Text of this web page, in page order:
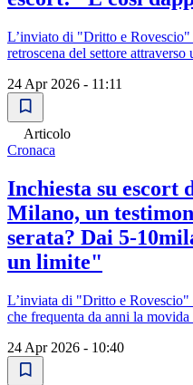
L’inviato di "Dritto e Rovescio"
retroscena del settore attraverso
24 Apr 2026 - 11:11
Articolo
Cronaca
Inchiesta su escort
Milano, un
serata? Dai 5-
un limite"
L’inviata di "Dritto e
che frequenta da anni la movida
24 Apr 2026 - 10:40